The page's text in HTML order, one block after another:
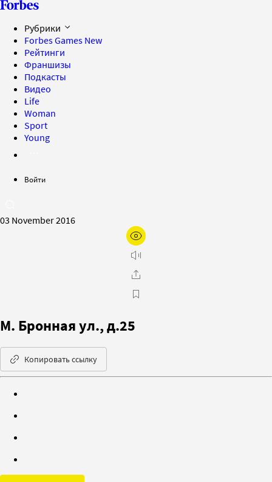
Рубрики
Forbes Games New
Рейтинги
Франшизы
Подкасты
Видео
Life
Woman
Sport
Young
Войти
03 November 2016
М. Бронная ул., д.25
Копировать ссылку